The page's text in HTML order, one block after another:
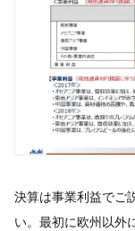
決算は事業利益でご
い。最初に欧州以外